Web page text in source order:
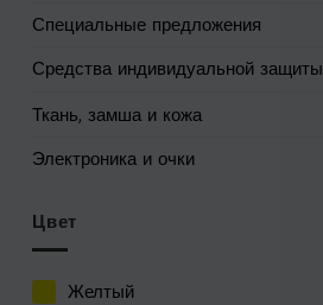
Специальные предложения
Средства индивидуальной защиты
Ткань, замша и кожа
Электроника и очки
Цвет
Желтый